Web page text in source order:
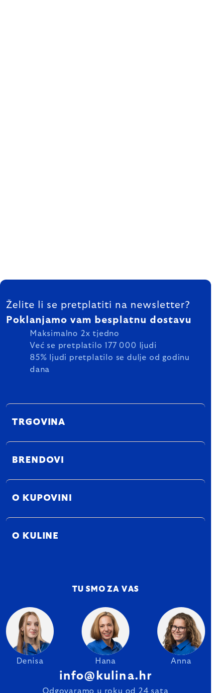
FOOTER
Želite li se pretplatiti na newsletter?
Poklanjamo vam besplatnu dostavu
Maksimalno 2x tjedno
Već se pretplatilo 177 000 ljudi
85% ljudi pretplatilo se dulje od godinu
dana
TRGOVINA
BRENDOVI
O KUPOVINI
O KULINE
TU SMO ZA VAS
Denisa Hana Anna
info@kulina.hr
Odgovaramo u roku od 24 sata